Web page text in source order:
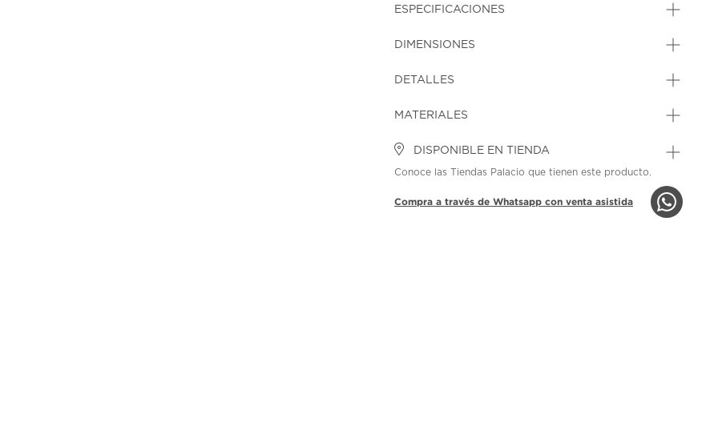
ESPECIFICACIONES
DIMENSIONES
DETALLES
MATERIALES
DISPONIBLE EN TIENDA
Conoce las Tiendas Palacio que tienen este producto.
Compra a través de Whatsapp con venta asistida